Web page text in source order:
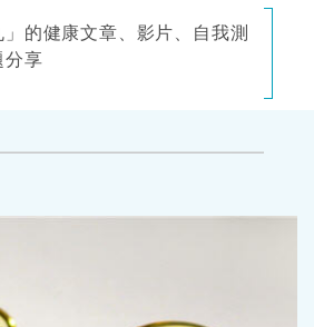
的健康文章、影片、自我測
分享